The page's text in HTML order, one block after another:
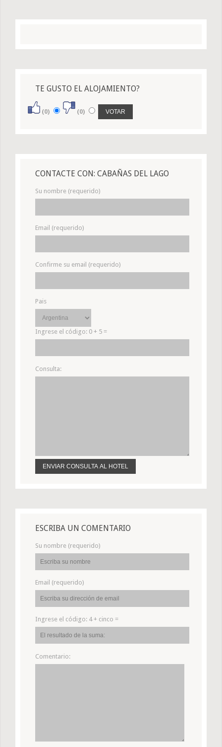
TE GUSTO EL ALOJAMIENTO?
(0) (0)
CONTACTE CON: CABAÑAS DEL LAGO
Su nombre (requerido)
Email (requerido)
Confirme su email (requerido)
Pais
Ingrese el código: 0 + 5 =
Consulta:
ESCRIBA UN COMENTARIO
Su nombre (requerido)
Email (requerido)
Ingrese el código: 4 + cinco =
Comentario: